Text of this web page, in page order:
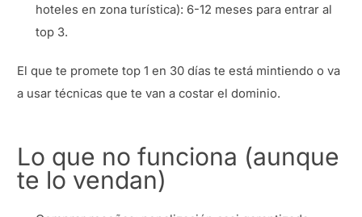
hoteles en zona turística): 6-12 meses para entrar al
top 3.
El que te promete top 1 en 30 días te está mintiendo o va
a usar técnicas que te van a costar el dominio.
Lo que no funciona (aunque
te lo vendan)